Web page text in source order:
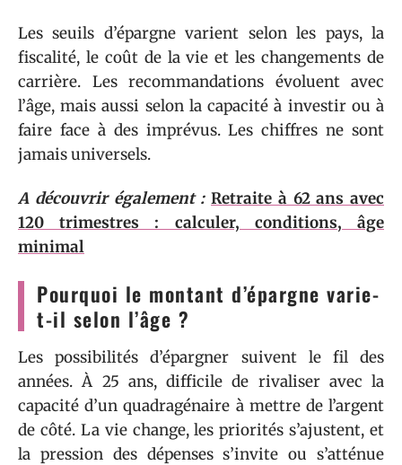
Les seuils d’épargne varient selon les pays, la
fiscalité, le coût de la vie et les changements de
carrière. Les recommandations évoluent avec
l’âge, mais aussi selon la capacité à investir ou à
faire face à des imprévus. Les chiffres ne sont
jamais universels.
A découvrir également : Retraite à 62 ans avec
120 trimestres : calculer, conditions, âge
minimal
Pourquoi le montant d’épargne varie-
t-il selon l’âge ?
Les possibilités d’épargner suivent le fil des
années. À 25 ans, difficile de rivaliser avec la
capacité d’un quadragénaire à mettre de l’argent
de côté. La vie change, les priorités s’ajustent, et
la pression des dépenses s’invite ou s’atténue